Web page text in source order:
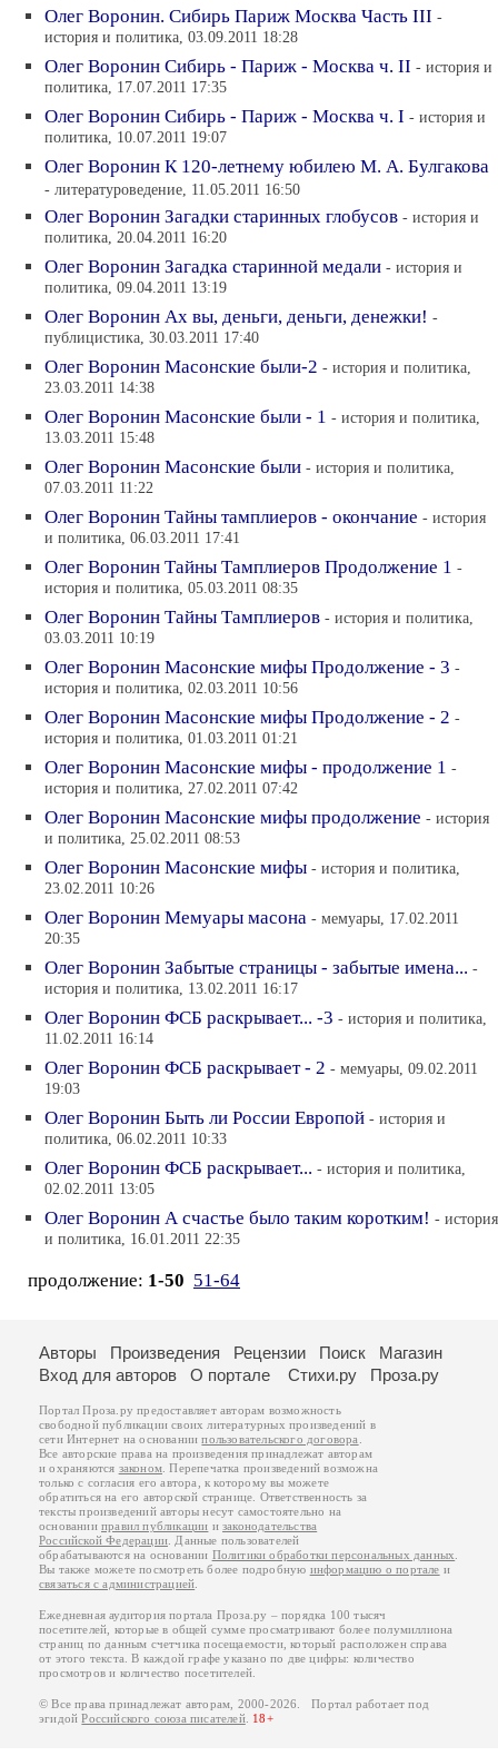
Олег Воронин. Сибирь Париж Москва Часть III -
история и политика, 03.09.2011 18:28
Олег Воронин Сибирь - Париж - Москва ч. II - история и
политика, 17.07.2011 17:35
Олег Воронин Сибирь - Париж - Москва ч. I - история и
политика, 10.07.2011 19:07
Олег Воронин К 120-летнему юбилею М. А. Булгакова
- литературоведение, 11.05.2011 16:50
Олег Воронин Загадки старинных глобусов - история и
политика, 20.04.2011 16:20
Олег Воронин Загадка старинной медали - история и
политика, 09.04.2011 13:19
Олег Воронин Ах вы, деньги, деньги, денежки! -
публицистика, 30.03.2011 17:40
Олег Воронин Масонские были-2 - история и политика,
23.03.2011 14:38
Олег Воронин Масонские были - 1 - история и политика,
13.03.2011 15:48
Олег Воронин Масонские были - история и политика,
07.03.2011 11:22
Олег Воронин Тайны тамплиеров - окончание - история
и политика, 06.03.2011 17:41
Олег Воронин Тайны Тамплиеров Продолжение 1 -
история и политика, 05.03.2011 08:35
Олег Воронин Тайны Тамплиеров - история и политика,
03.03.2011 10:19
Олег Воронин Масонские мифы Продолжение - 3 -
история и политика, 02.03.2011 10:56
Олег Воронин Масонские мифы Продолжение - 2 -
история и политика, 01.03.2011 01:21
Олег Воронин Масонские мифы - продолжение 1 -
история и политика, 27.02.2011 07:42
Олег Воронин Масонские мифы продолжение - история
и политика, 25.02.2011 08:53
Олег Воронин Масонские мифы - история и политика,
23.02.2011 10:26
Олег Воронин Мемуары масона - мемуары, 17.02.2011
20:35
Олег Воронин Забытые страницы - забытые имена... -
история и политика, 13.02.2011 16:17
Олег Воронин ФСБ раскрывает... -3 - история и политика,
11.02.2011 16:14
Олег Воронин ФСБ раскрывает - 2 - мемуары, 09.02.2011
19:03
Олег Воронин Быть ли России Европой - история и
политика, 06.02.2011 10:33
Олег Воронин ФСБ раскрывает... - история и политика,
02.02.2011 13:05
Олег Воронин А счастье было таким коротким! - история
и политика, 16.01.2011 22:35
продолжение: 1-50 51-64
Авторы Произведения Рецензии Поиск
Магазин
Вход для авторов
О портале Стихи.ру Проза.ру
Портал Проза.ру предоставляет авторам возможность
свободной публикации своих литературных произведений в
сети Интернет на основаниипользовательского договора
Все авторские права на произведения принадлежат авторам
и охраняются законом . Перепечатка произведений возможна
только с согласия его автора, к которому вы можете
обратиться на его авторской странице. Ответственность за
тексты произведений авторы несут самостоятельно на
основанииправил публикации изаконодательства
Российской Федерации . Данные пользователей
обрабатываются на основании Политики обработки персональных данных
Вы также можете посмотреть более подробную информацию о портале и
связаться с администрацией
Ежедневная аудитория портала Проза.ру – порядка 100 тысяч
посетителей, которые в общей сумме просматривают более полумиллиона
страниц по данным счетчика посещаемости, который расположен справа
от этого текста. В каждой графе указано по две цифры: количество
просмотров и количество посетителей.
© Все права принадлежат авторам, 2000-2026. Портал работает под
эгидойРоссийского союза писателей. 18+